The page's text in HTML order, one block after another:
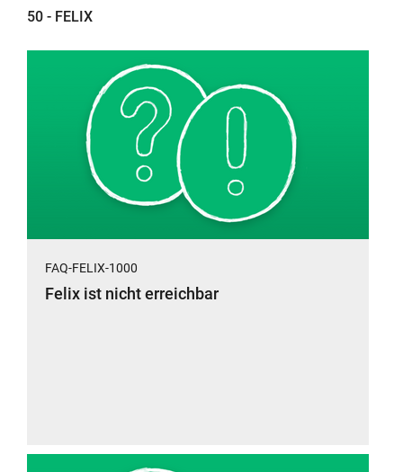
50 - FELIX
FAQ-FELIX-1000
Felix ist nicht erreichbar